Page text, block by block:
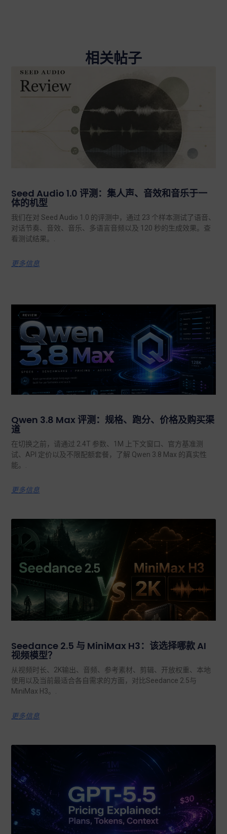
相关帖子
Seed Audio 1.0 评测：集人声、音效和音乐于一
体的机型
我们在对 Seed Audio 1.0 的评测中，通过 23 个样本测试了语音、
对话节奏、音效、音乐、多语言音频以及 120 秒的生成效果。查
看测试结果。.
更多信息
Qwen 3.8 Max 评测：规格、跑分、价格及购买渠
道
在切换之前，请通过 2.4T 参数、1M 上下文窗口、官方基准测
试、API 定价以及不限配额套餐，了解 Qwen 3.8 Max 的真实性
能。.
更多信息
Seedance 2.5 与 MiniMax H3：该选择哪款 AI
视频模型？
从视频时长、2K输出、音频、参考素材、剪辑、开放权重、本地
使用以及当前最适合各自需求的方面，对比Seedance 2.5与
MiniMax H3。.
更多信息